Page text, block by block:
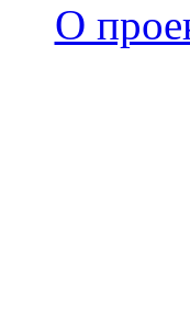
О